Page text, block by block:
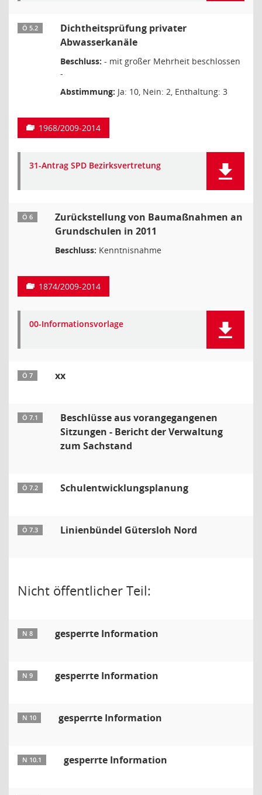
Ö 5.2
Dichtheitsprüfung privater
Abwasserkanäle
Beschluss: - mit großer Mehrheit beschlossen
-
Abstimmung: Ja: 10, Nein: 2, Enthaltung: 3
1968/2009-2014
31-Antrag SPD Bezirksvertretung
Ö 6
Zurückstellung von Baumaßnahmen an
Grundschulen in 2011
Beschluss: Kenntnisnahme
1874/2009-2014
00-Informationsvorlage
Ö 7 xx
Ö 7.1
Beschlüsse aus vorangegangenen
Sitzungen - Bericht der Verwaltung
zum Sachstand
Ö 7.2 Schulentwicklungsplanung
Ö 7.3 Linienbündel Gütersloh Nord
Nicht öffentlicher Teil:
N 8 gesperrte Information
N 9 gesperrte Information
N 10 gesperrte Information
N 10.1 gesperrte Information